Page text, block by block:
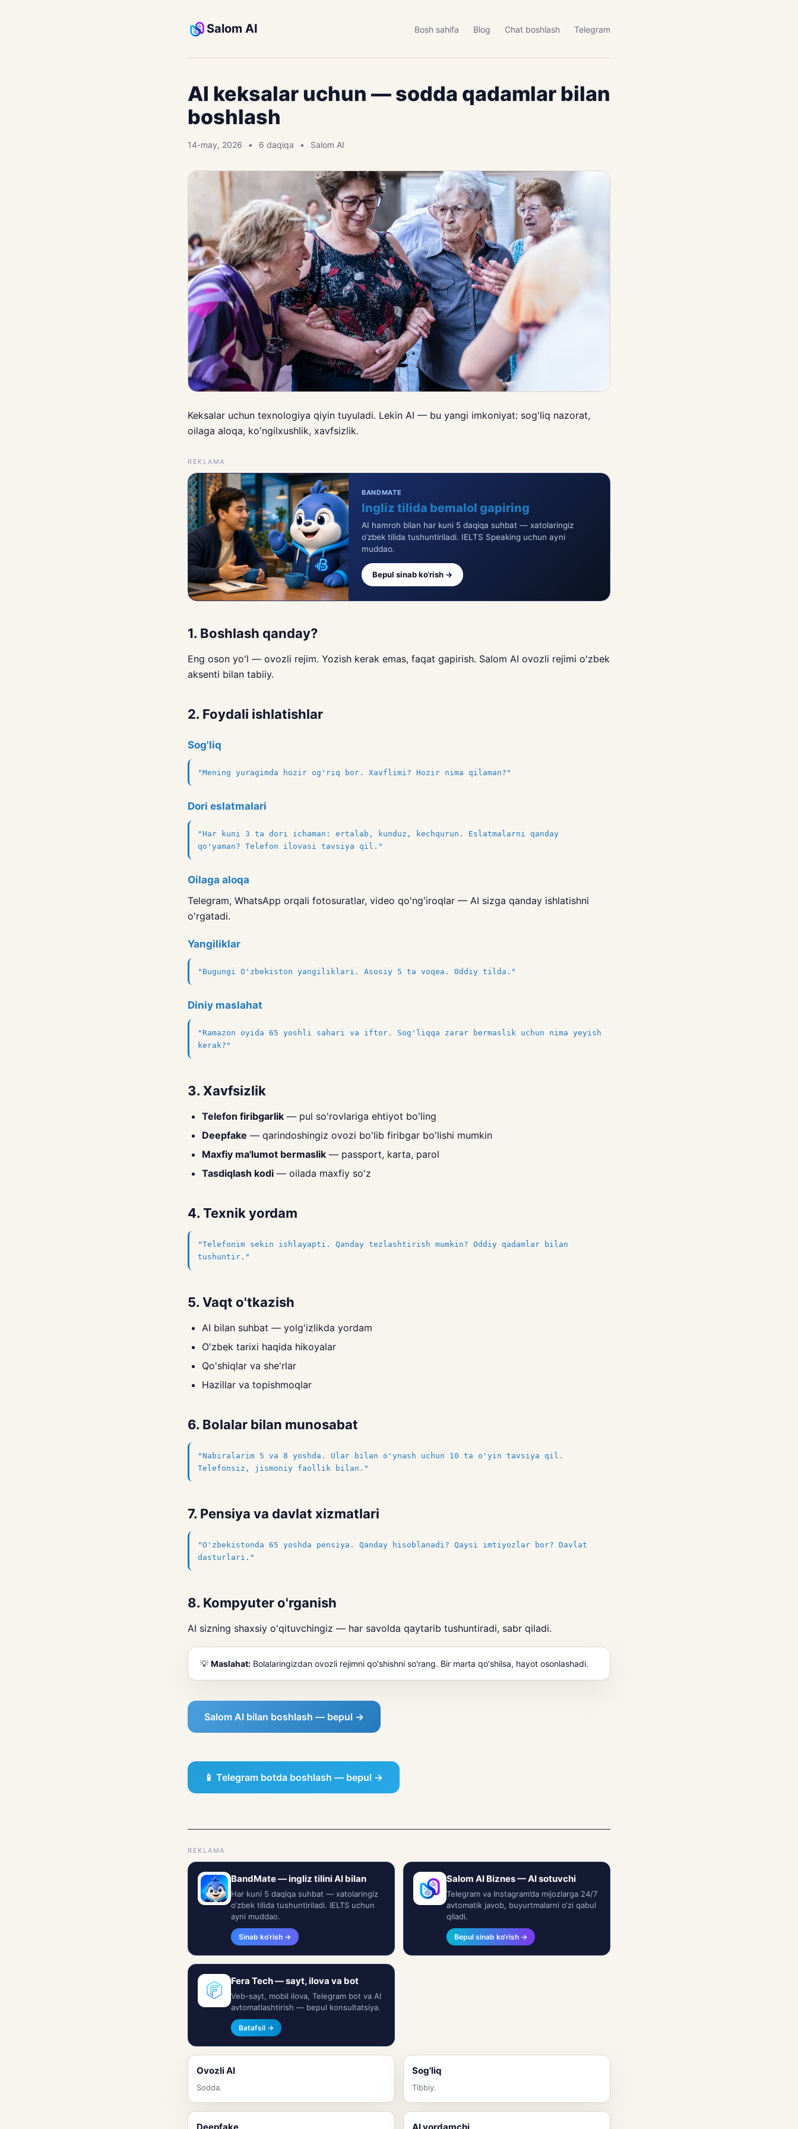
Salom AI Bosh sahifa Blog Chat boshlash Telegram
AI keksalar uchun — sodda qadamlar bilan
boshlash
14-may, 2026 6 daqiqa Salom AI
Keksalar uchun texnologiya qiyin tuyuladi. Lekin AI — bu yangi imkoniyat: sog'liq nazorat,
oilaga aloqa, ko'ngilxushlik, xavfsizlik.
REKLAMA
BANDMATE
Ingliz tilida bemalol gapiring
AI hamroh bilan har kuni 5 daqiqa suhbat — xatolaringiz
o‘zbek tilida tushuntiriladi. IELTS Speaking uchun ayni
muddao.
Bepul sinab ko‘rish →
1. Boshlash qanday?
Eng oson yo'l — ovozli rejim. Yozish kerak emas, faqat gapirish. Salom AI ovozli rejimi o'zbek
aksenti bilan tabiiy.
2. Foydali ishlatishlar
Sog'liq
"Mening yuragimda hozir og'riq bor. Xavflimi? Hozir nima qilaman?"
Dori eslatmalari
"Har kuni 3 ta dori ichaman: ertalab, kunduz, kechqurun. Eslatmalarni qanday
qo'yaman? Telefon ilovasi tavsiya qil."
Oilaga aloqa
Telegram, WhatsApp orqali fotosuratlar, video qo'ng'iroqlar — AI sizga qanday ishlatishni
o'rgatadi.
Yangiliklar
"Bugungi O'zbekiston yangiliklari. Asosiy 5 ta voqea. Oddiy tilda."
Diniy maslahat
"Ramazon oyida 65 yoshli sahari va iftor. Sog'liqqa zarar bermaslik uchun nima yeyish
kerak?"
3. Xavfsizlik
Telefon firibgarlik — pul so'rovlariga ehtiyot bo'ling
Deepfake — qarindoshingiz ovozi bo'lib firibgar bo'lishi mumkin
Maxfiy ma'lumot bermaslik — passport, karta, parol
Tasdiqlash kodi — oilada maxfiy so'z
4. Texnik yordam
"Telefonim sekin ishlayapti. Qanday tezlashtirish mumkin? Oddiy qadamlar bilan
tushuntir."
5. Vaqt o'tkazish
AI bilan suhbat — yolg'izlikda yordam
O'zbek tarixi haqida hikoyalar
Qo'shiqlar va she'rlar
Hazillar va topishmoqlar
6. Bolalar bilan munosabat
"Nabiralarim 5 va 8 yoshda. Ular bilan o'ynash uchun 10 ta o'yin tavsiya qil.
Telefonsiz, jismoniy faollik bilan."
7. Pensiya va davlat xizmatlari
"O'zbekistonda 65 yoshda pensiya. Qanday hisoblanadi? Qaysi imtiyozlar bor? Davlat
dasturlari."
8. Kompyuter o'rganish
AI sizning shaxsiy o'qituvchingiz — har savolda qaytarib tushuntiradi, sabr qiladi.
💡 Maslahat: Bolalaringizdan ovozli rejimni qo'shishni so'rang. Bir marta qo'shilsa, hayot osonlashadi.
Salom AI bilan boshlash — bepul →
📱 Telegram botda boshlash — bepul →
REKLAMA
BandMate — ingliz tilini AI bilan
Har kuni 5 daqiqa suhbat — xatolaringiz
o‘zbek tilida tushuntiriladi. IELTS uchun
ayni muddao.
Sinab ko‘rish →
Salom AI Biznes — AI sotuvchi
Telegram va Instagram’da mijozlarga 24/7
avtomatik javob, buyurtmalarni o‘zi qabul
qiladi.
Bepul sinab ko‘rish →
Fera Tech — sayt, ilova va bot
Veb-sayt, mobil ilova, Telegram bot va AI
avtomatlashtirish — bepul konsultatsiya.
Batafsil →
Ovozli AI
Sodda.
Sog'liq
Tibbiy.
Deepfake AI yordamchi